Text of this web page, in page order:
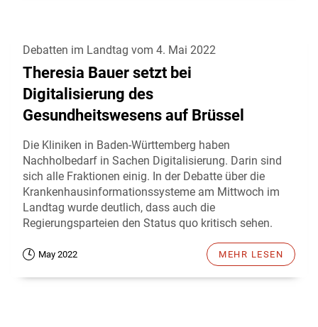
Debatten im Landtag vom 4. Mai 2022
Theresia Bauer setzt bei
Digitalisierung des
Gesundheitswesens auf Brüssel
Die Kliniken in Baden-Württemberg haben
Nachholbedarf in Sachen Digitalisierung. Darin sind
sich alle Fraktionen einig. In der Debatte über die
Krankenhausinformationssysteme am Mittwoch im
Landtag wurde deutlich, dass auch die
Regierungsparteien den Status quo kritisch sehen.
May 2022 MEHR LESEN